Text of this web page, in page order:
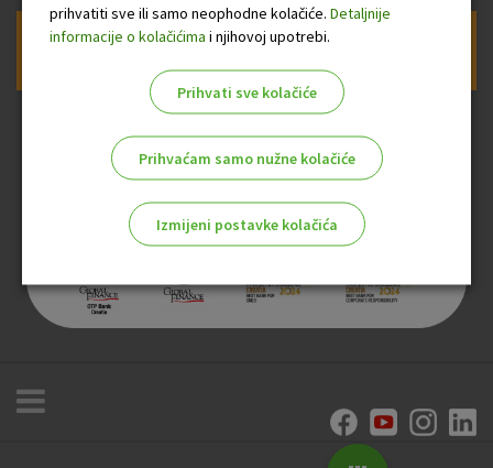
Prijava na newsletter OTP banke
prihvatiti sve ili samo neophodne kolačiće. Detaljnije
informacije o kolačićima i njihovoj upotrebi.
Prihvati sve kolačiće
Prihvaćam samo nužne kolačiće
Izmijeni postavke kolačića
Nužni kolačići